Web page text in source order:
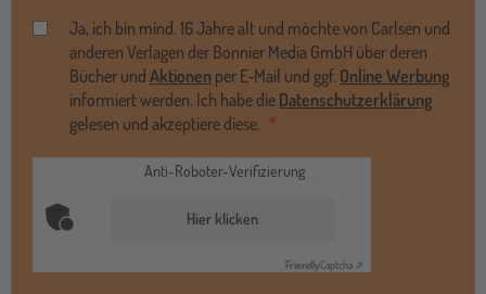
Ja, ich bin mind. 16 Jahre alt und möchte von Carlsen und
anderen Verlagen der Bonnier Media GmbH über deren
Bücher und Aktionen per E-Mail und ggf. Online Werbung
informiert werden. Ich habe die Datenschutzerklärung
gelesen und akzeptiere diese.
Anti-Roboter-Verifizierung
Hier klicken
Friendly Captcha ⇗